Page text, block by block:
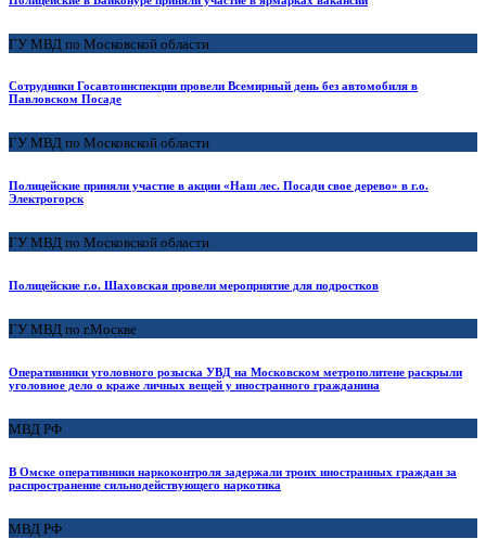
ГУ МВД по Московской области
Сотрудники Госавтоинспекции провели Всемирный день без автомобиля в
Павловском Посаде
ГУ МВД по Московской области
Полицейские приняли участие в акции «Наш лес. Посади свое дерево» в г.о.
Электрогорск
ГУ МВД по Московской области
Полицейские г.о. Шаховская провели мероприятие для подростков
ГУ МВД по г.Москве
Оперативники уголовного розыска УВД на Московском метрополитене раскрыли
уголовное дело о краже личных вещей у иностранного гражданина
МВД РФ
В Омске оперативники наркоконтроля задержали троих иностранных граждан за
распространение сильнодействующего наркотика
МВД РФ